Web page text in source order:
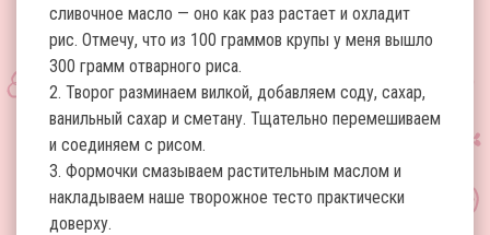
сливочное масло — оно как раз растает и охладит
рис. Отмечу, что из 100 граммов крупы у меня вышло
300 грамм отварного риса.
2. Творог разминаем вилкой, добавляем соду, сахар,
ванильный сахар и сметану. Тщательно перемешиваем
и соединяем с рисом.
3. Формочки смазываем растительным маслом и
накладываем наше творожное тесто практически
доверху.